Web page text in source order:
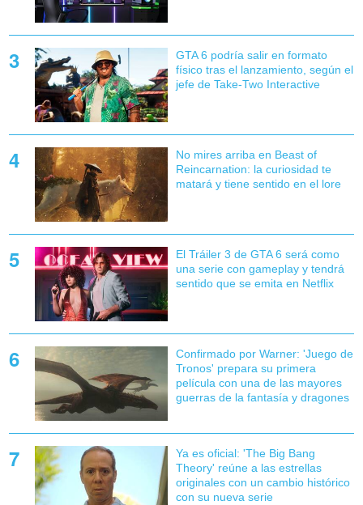
GTA 6 podría salir en formato
físico tras el lanzamiento, según el
jefe de Take-Two Interactive
No mires arriba en Beast of
Reincarnation: la curiosidad te
matará y tiene sentido en el lore
El Tráiler 3 de GTA 6 será como
una serie con gameplay y tendrá
sentido que se emita en Netflix
Confirmado por Warner: 'Juego de
Tronos' prepara su primera
película con una de las mayores
guerras de la fantasía y dragones
Ya es oficial: 'The Big Bang
Theory' reúne a las estrellas
originales con un cambio histórico
con su nueva serie